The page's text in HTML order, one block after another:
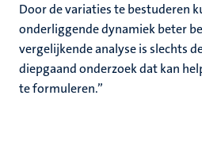
Door de variaties te bestuderen
onderliggende dynamiek beter
vergelijkende analyse is slechts
diepgaand onderzoek dat kan
te formuleren.”